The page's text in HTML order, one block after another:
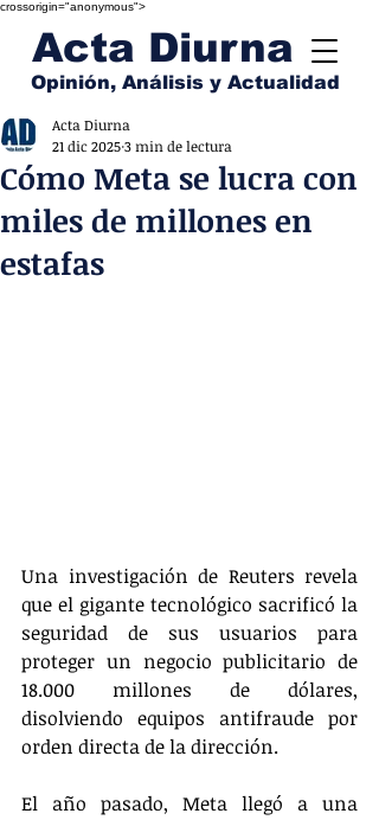
crossorigin="anonymous">
Acta Diurna
Opinión, Análisis y Actualidad
Cómo Meta se lucra con
miles de millones en
estafas
Acta Diurna
21 dic 20253 min de lectura
Una investigación de Reuters revela
que el gigante tecnológico sacrificó la
seguridad de sus usuarios para
proteger un negocio publicitario de
18.000 millones de dólares,
disolviendo equipos antifraude por
orden directa de la dirección.
El año pasado, Meta llegó a una